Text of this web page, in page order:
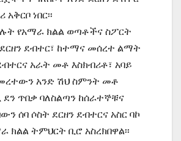
ነበር፡፡
የአማራ ክልል ወጣቶችና ስፖርት
ደብተር፣ ከተማና መሰረተ ልማት
አራት መቶ እስክብሪቶ፣ አባይ
አንድ ሽህ ስምንት መቶ
ደን ጥበቃ ባለስልጣን ከሰራተኞቹና
ሰባ ሶስት ደርዘን ደብተርና አስር ባኮ
ክልል ትምህርት ቢሮ አስረክበዋል፡፡